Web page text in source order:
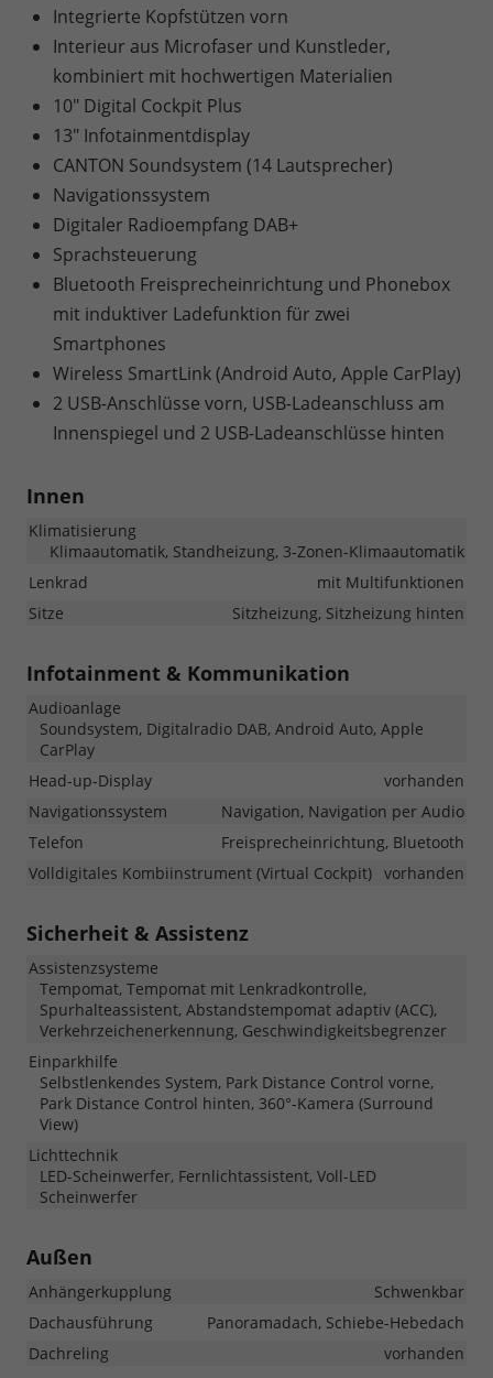
Integrierte Kopfstützen vorn
Interieur aus Microfaser und Kunstleder,
kombiniert mit hochwertigen Materialien
10" Digital Cockpit Plus
13" Infotainmentdisplay
CANTON Soundsystem (14 Lautsprecher)
Navigationssystem
Digitaler Radioempfang DAB+
Sprachsteuerung
Bluetooth Freisprecheinrichtung und Phonebox
mit induktiver Ladefunktion für zwei
Smartphones
Wireless SmartLink (Android Auto, Apple CarPlay)
2 USB-Anschlüsse vorn, USB-Ladeanschluss am
Innenspiegel und 2 USB-Ladeanschlüsse hinten
Innen
Klimatisierung
Klimaautomatik, Standheizung, 3-Zonen-Klimaautomatik
Lenkrad
mit Multifunktionen
Sitze
Sitzheizung, Sitzheizung hinten
Infotainment & Kommunikation
Audioanlage
Soundsystem, Digitalradio DAB, Android Auto, Apple
CarPlay
Head-up-Display
vorhanden
Navigationssystem
Navigation, Navigation per Audio
Telefon
Freisprecheinrichtung, Bluetooth
Volldigitales Kombiinstrument (Virtual Cockpit) vorhanden
Sicherheit & Assistenz
Assistenzsysteme
Tempomat, Tempomat mit Lenkradkontrolle,
Spurhalteassistent, Abstandstempomat adaptiv (ACC),
Verkehrzeichenerkennung, Geschwindigkeitsbegrenzer
Einparkhilfe
Selbstlenkendes System, Park Distance Control vorne,
Park Distance Control hinten, 360°-Kamera (Surround
View)
Lichttechnik
LED-Scheinwerfer, Fernlichtassistent, Voll-LED
Scheinwerfer
Außen
Anhängerkupplung
Schwenkbar
Dachausführung
Panoramadach, Schiebe-Hebedach
Dachreling
vorhanden